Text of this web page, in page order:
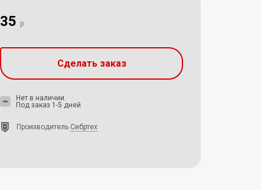
35 р.
Сделать заказ
Нет в наличии.
Под заказ 1-5 дней
Производитель Сибртех